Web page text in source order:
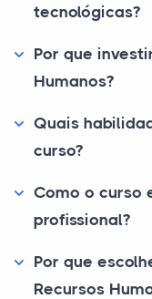
tecnológicas?
Por que
Humanos?
Quais
curso?
Como o curso
profissional?
Por que
Recursos